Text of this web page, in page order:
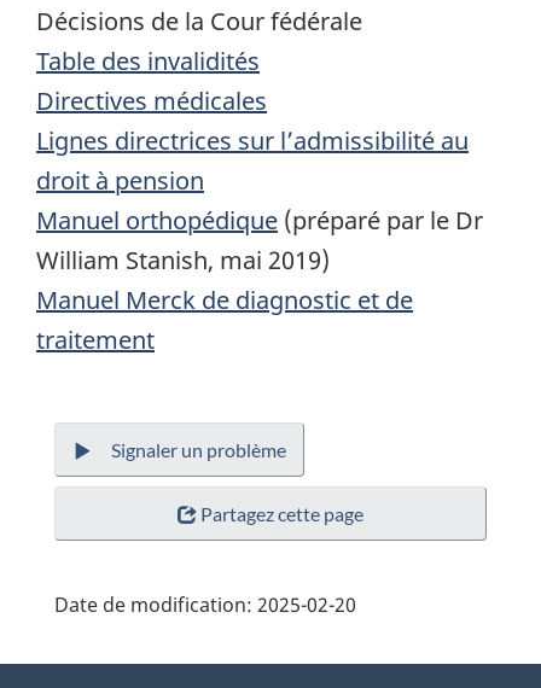
Décisions de la Cour fédérale
Table des invalidités
Directives médicales
Lignes directrices sur l’admissibilité au
droit à pension
Manuel orthopédique (préparé par le Dr
William Stanish, mai 2019)
Manuel Merck de diagnostic et de
traitement
Signaler un problème
Partagez cette page
Date de modification: 2025-02-20